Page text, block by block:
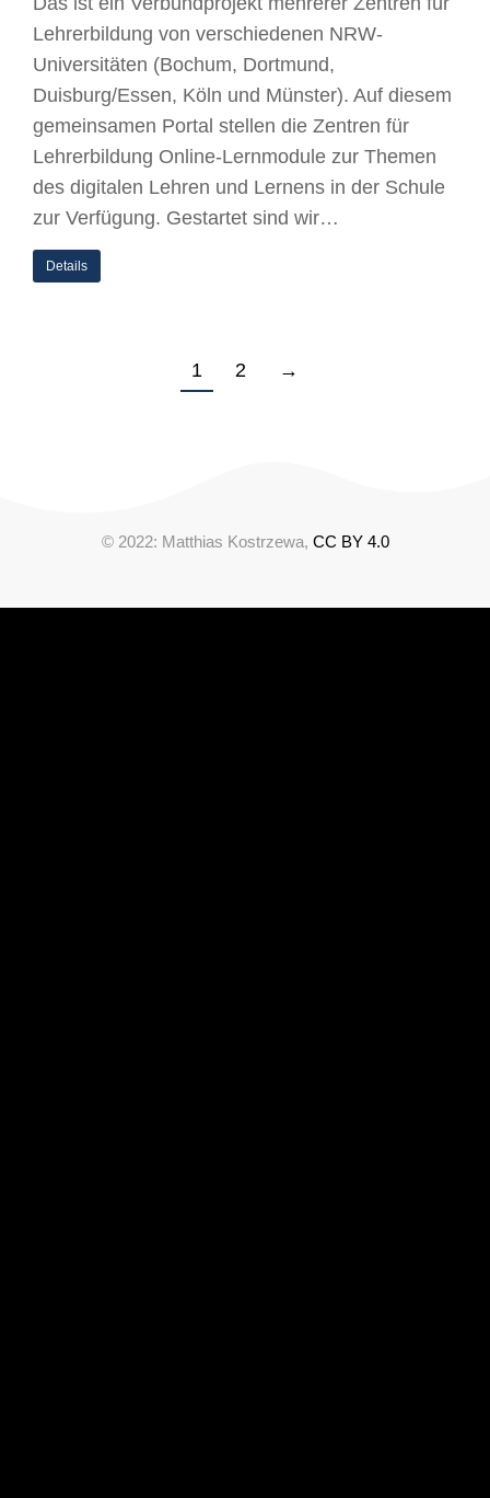
Lehrerbildung von verschiedenen NRW-
Universitäten (Bochum, Dortmund,
Duisburg/Essen, Köln und Münster). Auf diesem
gemeinsamen Portal stellen die Zentren für
Lehrerbildung Online-Lernmodule zur Themen
des digitalen Lehren und Lernens in der Schule
zur Verfügung. Gestartet sind wir…
Details
1 2 →
© 2022: Matthias Kostrzewa, CC BY 4.0